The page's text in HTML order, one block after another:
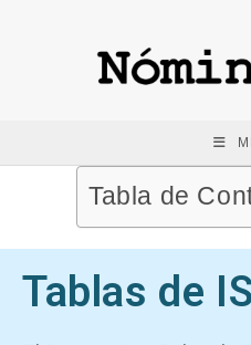
Tabla de
Tablas de